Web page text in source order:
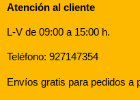
Atención al cliente
L-V de 09:00 a 15:00 h.
Teléfono: 927147354
Envíos gratis para pedidos a